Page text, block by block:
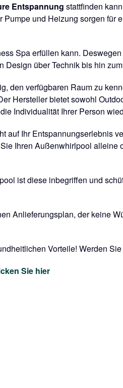
Entspannung stattfinden
und Heizung sorgen für
Spa erfüllen kann.
Design über Technik bis hin
den verfügbaren Raum zu
Hersteller bietet sowohl
Individualität Ihrer Person
Ihr Entspannungserlebnis
Ihren Außenwhirlpool alleine
ist diese inbegriffen und
Anlieferungsplan, der keine
Vorteile! Werden
Sie hier